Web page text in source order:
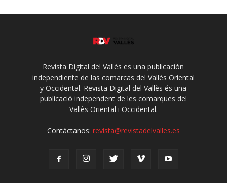
Revista Digital del Vallès es una publicación
independiente de las comarcas del Vallès Oriental
y Occidental. Revista Digital del Vallès és una
publicació independent de les comarques del
Vallès Oriental i Occidental.
Contáctanos: revista@revistadelvalles.es